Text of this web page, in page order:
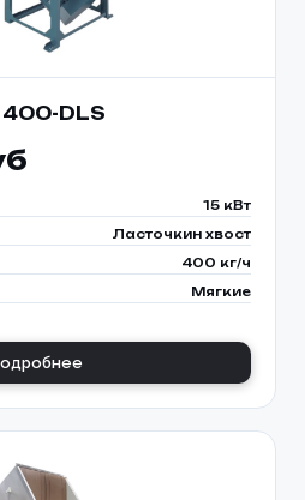
DLS
15 кВт
Ласточкин хвост
400 кг/ч
Мягкие